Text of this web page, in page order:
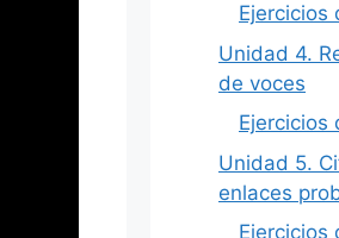
Ejercicios
Unidad 4.
de voces
Ejercicios
Unidad 5.
enlaces
Ejercicios